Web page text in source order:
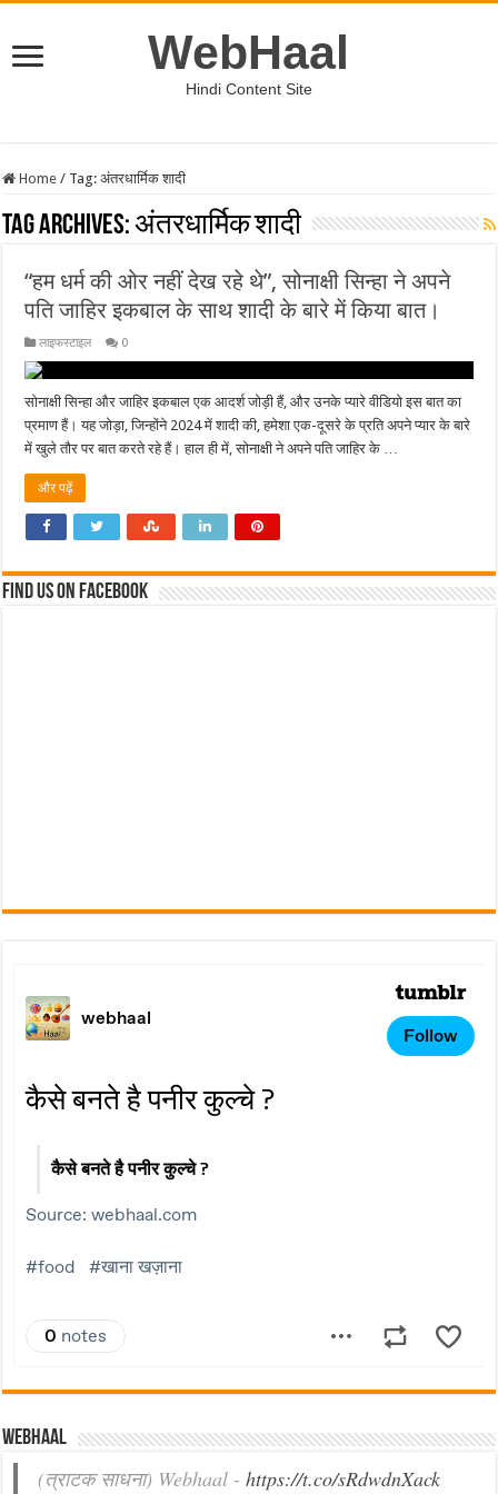
WebHaal
Hindi Content Site
Home / Tag:अंतरधार्मिक शादी
Tag Archives:अंतरधार्मिक शादी
“हम धर्म की ओर नहीं देख रहे थे”, सोनाक्षी सिन्हा ने अपने
पति जाहिर इकबाल के साथ शादी के बारे में किया बात।
लाइफस्टाइल 0
सोनाक्षी सिन्हा और जाहिर इकबाल एक आदर्श जोड़ी हैं, और उनके प्यारे वीडियो इस बात का
प्रमाण हैं। यह जोड़ा, जिन्होंने 2024 में शादी की, हमेशा एक-दूसरे के प्रति अपने प्यार के बारे
में खुले तौर पर बात करते रहे हैं। हाल ही में, सोनाक्षी ने अपने पति जाहिर के …
और पढ़ें
Find us on Facebook
Webhaal
(त्राटक साधना) Webhaal -https://t.co/sRdwdnXack